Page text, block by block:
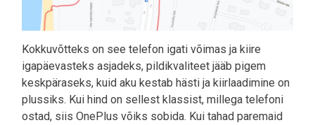
Kokkuvõtteks on see telefon igati võimas ja kiire
igapäevasteks asjadeks, pildikvaliteet jääb pigem
keskpäraseks, kuid aku kestab hästi ja kiirlaadimine on
plussiks. Kui hind on sellest klassist, millega telefoni
ostad, siis OnePlus võiks sobida. Kui tahad paremaid